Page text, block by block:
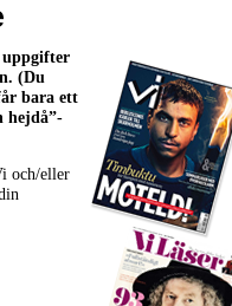
(Du
bara ett
hejdå”-
och/eller